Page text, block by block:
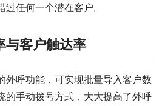
任何一个潜在客户。
与客户触达率
外呼功能，可实现批量导入客户数
的手动拨号方式，大大提高了外呼